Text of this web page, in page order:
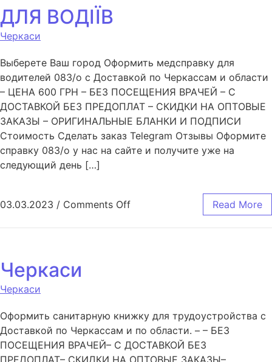
ДЛЯ ВОДІЇВ
Черкаси
Выберете Ваш город Оформить медсправку для
водителей 083/o с Доставкой по Черкассам и области
– ЦЕНА 600 ГРН – БЕЗ ПОСЕЩЕНИЯ ВРАЧЕЙ – С
ДОСТАВКОЙ БЕЗ ПРЕДОПЛАТ – СКИДКИ НА ОПТОВЫЕ
ЗАКАЗЫ – ОРИГИНАЛЬНЫЕ БЛАНКИ И ПОДПИСИ
Стоимость Сделать заказ Telegram Отзывы Оформите
справку 083/o у нас на сайте и получите уже на
следующий день […]
03.03.2023 / Comments Off Read More
Черкаси
Черкаси
Оформить санитарную книжку для трудоустройства с
Доставкой по Черкассам и по области. – – БЕЗ
ПОСЕЩЕНИЯ ВРАЧЕЙ– С ДОСТАВКОЙ БЕЗ
ПРЕДОПЛАТ– СКИДКИ НА ОПТОВЫЕ ЗАКАЗЫ–